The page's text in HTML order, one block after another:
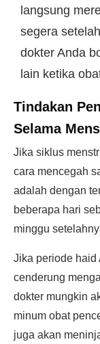
langsung
segera
dokter Anda
lain ketika
Tindakan
Selama
Jika siklus
cara mencegah
adalah dengan
beberapa hari
minggu
Jika periode haid
cenderung
dokter mungkin
minum obat
juga akan